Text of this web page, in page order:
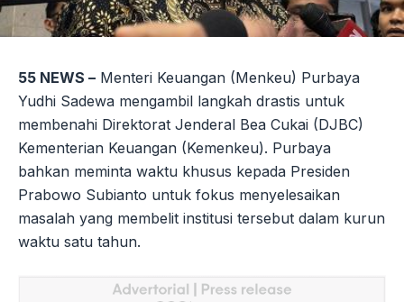
55 NEWS – Menteri Keuangan (Menkeu) Purbaya
Yudhi Sadewa mengambil langkah drastis untuk
membenahi Direktorat Jenderal Bea Cukai (DJBC)
Kementerian Keuangan (Kemenkeu). Purbaya
bahkan meminta waktu khusus kepada Presiden
Prabowo Subianto untuk fokus menyelesaikan
masalah yang membelit institusi tersebut dalam kurun
waktu satu tahun.